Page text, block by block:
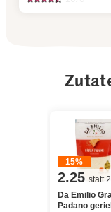
15%
2.25 statt
Da Emilio
Padano